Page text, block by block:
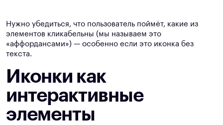
Нужно убедиться, что пользователь поймёт, какие из
элементов кликабельны (мы называем это
«аффордансами») — особенно если это иконка без
текста.
Иконки как
интерактивные
элементы